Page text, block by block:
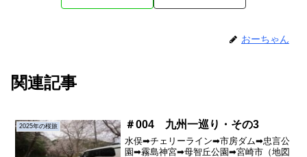
おーちゃん
関連記事
2025年の桜旅 ＃004 九州一巡り・その3
水俣➡チェリーライン➡市房ダム➡忠言公
園➡霧島神宮➡母智丘公園➡宮崎市（地図